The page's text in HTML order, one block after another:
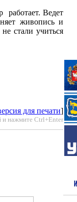
Ведет
живопись и
стали учиться
для печати]
и нажмите Ctrl+Enter